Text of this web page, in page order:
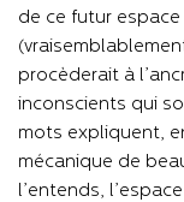
de ce futur
procèderait à
inconscients qui
mots expliquent,
mécanique de
l’entends,